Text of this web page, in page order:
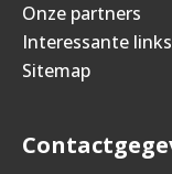
Onze partners
Interessante links
Sitemap